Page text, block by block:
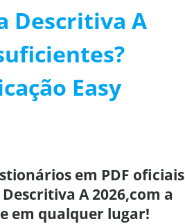
Descritiva A
Easy
em PDF oficiais
A 2026,com a
em qualquer lugar!